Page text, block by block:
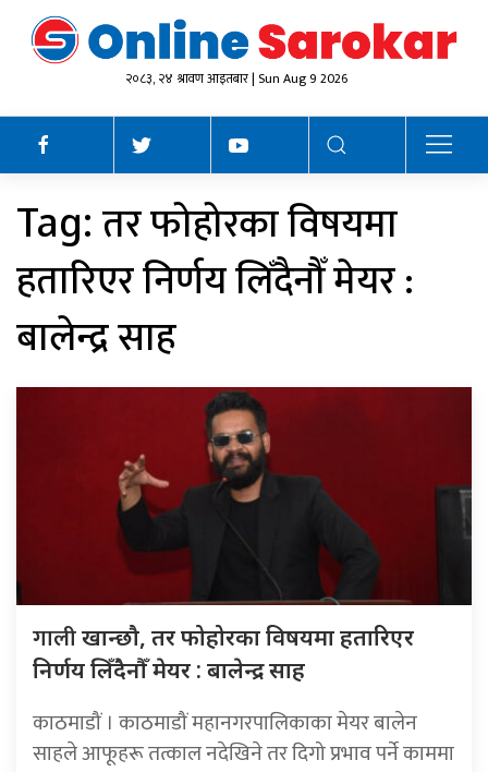
२०८३, २४ श्रावण आइतबार | Sun Aug 9 2026
Tag: तर फोहोरका विषयमा
हतारिएर निर्णय लिँदैनौँ मेयर :
बालेन्द्र साह
गालीखान्छौ, तर फोहोरका विषयमा हतारिएर
निर्णय लिँदैनौँ मेयर : बालेन्द्र साह
काठमाडौं । काठमाडौं महानगरपालिकाका मेयर बालेन
साहले आफूहरू तत्काल नदेखिने तर दिगो प्रभाव पर्ने काममा